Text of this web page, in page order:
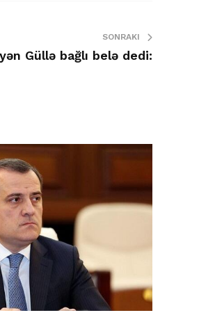
SONRAKI
Güllə bağlı belə dedi: